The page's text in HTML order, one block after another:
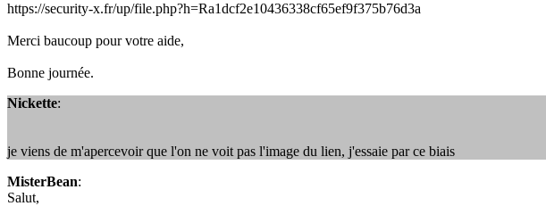
https://security-x.fr/up/file.php?h=Ra1dcf2e10436338cf65ef9f375b76d3a
Merci baucoup pour votre aide,
Bonne journée.
Nickette:
je viens de m'apercevoir que l'on ne voit pas l'image du lien, j'essaie par ce biais
MisterBean:
Salut,